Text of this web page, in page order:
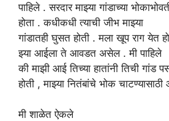
पाहिले . सरदार माझ्या गांडाच्या
होता . कधीकधी त्याची जीभ माझ्या
गांडातही घुसत होती . मला खूप राग येत
झ्या आईला ते आवडत असेल . मी पाहिले
की माझी आई तिच्या हातांनी तिची गांड
होती , माझ्या नितंबांचे भोक
मी शाळेत ऐकले